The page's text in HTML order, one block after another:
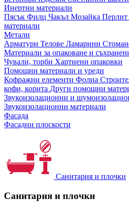
Инертни материали
Пясък Филц Чакъл Мозайкa Перлит
материали
Метали
Арматури Телове Ламарини
Материали за опаковане и
Чували, торби Хартиени опаковки
Помощни материали и уреди
Кофражни елементи Фолиа
кофи, корита Други помощни
Звукоизолационни и
Звукоизолационни материали
Фасада
Фасадни плоскости
Санитария и плочки
Санитария и плочки